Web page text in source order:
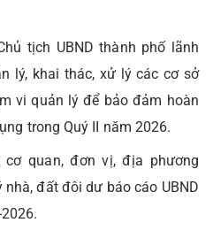
tịch UBND thành phố lãnh
lý, khai thác, xử lý các cơ sở
vi quản lý để bảo đảm hoàn
trong Quý II năm 2026.
quan, đơn vị, địa phương
đất đôi dư báo cáo UBND